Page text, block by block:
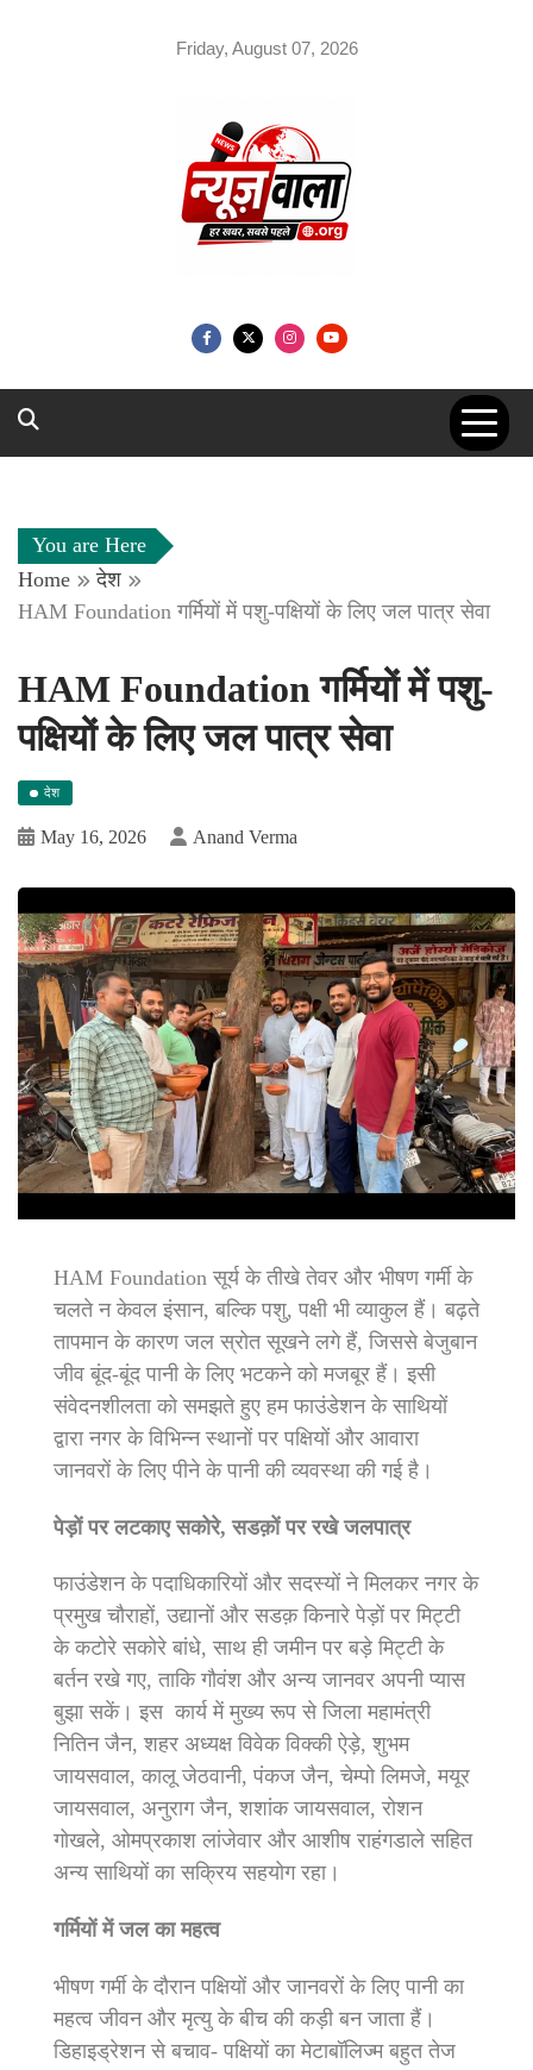
Friday, August 07, 2026
You are Here
Home
देश
HAM Foundation गर्मियों में पशु-पक्षियों के लिए जल पात्र सेवा
HAM Foundation गर्मियों में पशु-
पक्षियों के लिए जल पात्र सेवा
देश
May 16, 2026 Anand Verma
HAM Foundation सूर्य के तीखे तेवर और भीषण गर्मी के
चलते न केवल इंसान, बल्कि पशु, पक्षी भी व्याकुल हैं। बढ़ते
तापमान के कारण जल स्रोत सूखने लगे हैं, जिससे बेजुबान
जीव बूंद-बूंद पानी के लिए भटकने को मजबूर हैं। इसी
संवेदनशीलता को समझते हुए हम फाउंडेशन के साथियों
द्वारा नगर के विभिन्न स्थानों पर पक्षियों और आवारा
जानवरों के लिए पीने के पानी की व्यवस्था की गई है।
पेड़ों पर लटकाए सकोरे, सडक़ों पर रखे जलपात्र
फाउंडेशन के पदाधिकारियों और सदस्यों ने मिलकर नगर के
प्रमुख चौराहों, उद्यानों और सडक़ किनारे पेड़ों पर मिट्टी
के कटोरे सकोरे बांधे, साथ ही जमीन पर बड़े मिट्टी के
बर्तन रखे गए, ताकि गौवंश और अन्य जानवर अपनी प्यास
बुझा सकें। इस कार्य में मुख्य रूप से जिला महामंत्री
नितिन जैन, शहर अध्यक्ष विवेक विक्की ऐड़े, शुभम
जायसवाल, कालू जेठवानी, पंकज जैन, चेम्पो लिमजे, मयूर
जायसवाल, अनुराग जैन, शशांक जायसवाल, रोशन
गोखले, ओमप्रकाश लांजेवार और आशीष राहंगडाले सहित
अन्य साथियों का सक्रिय सहयोग रहा।
गर्मियों में जल का महत्व
भीषण गर्मी के दौरान पक्षियों और जानवरों के लिए पानी का
महत्व जीवन और मृत्यु के बीच की कड़ी बन जाता हैं।
डिहाइड्रेशन से बचाव- पक्षियों का मेटाबॉलिज्म बहुत तेज